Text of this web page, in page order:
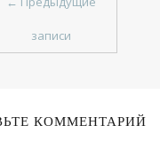
записи
КОММЕНТАРИЙ